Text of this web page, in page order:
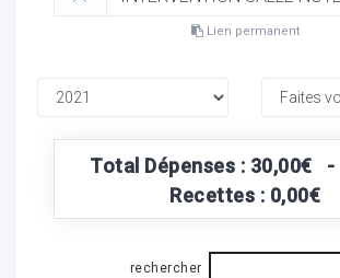
Lien permanent
Total Dépenses : 30,00€
Recettes : 0,00€
rechercher